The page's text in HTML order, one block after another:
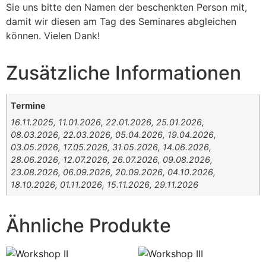
Sie uns bitte den Namen der beschenkten Person mit,
damit wir diesen am Tag des Seminares abgleichen
können. Vielen Dank!
Zusätzliche Informationen
Termine
16.11.2025, 11.01.2026, 22.01.2026, 25.01.2026,
08.03.2026, 22.03.2026, 05.04.2026, 19.04.2026,
03.05.2026, 17.05.2026, 31.05.2026, 14.06.2026,
28.06.2026, 12.07.2026, 26.07.2026, 09.08.2026,
23.08.2026, 06.09.2026, 20.09.2026, 04.10.2026,
18.10.2026, 01.11.2026, 15.11.2026, 29.11.2026
Ähnliche Produkte